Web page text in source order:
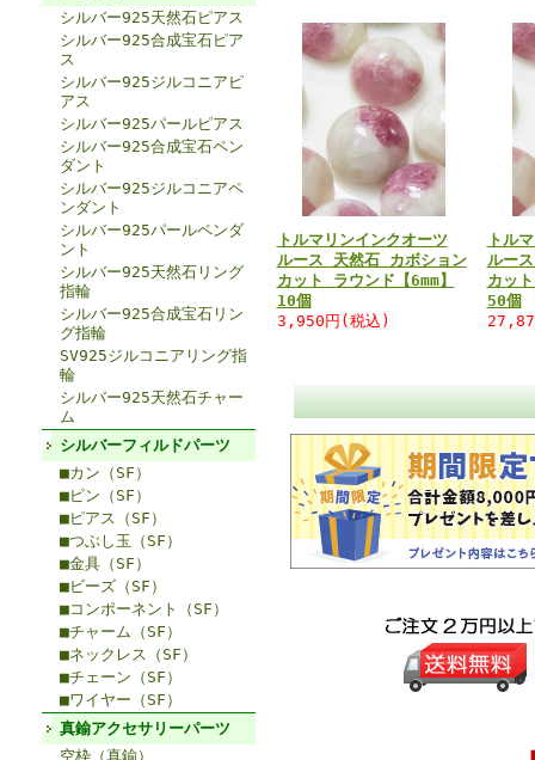
シルバー925天然石ピアス
シルバー925合成宝石ピア
ス
シルバー925ジルコニアピ
アス
シルバー925パールピアス
シルバー925合成宝石ペン
ダント
シルバー925ジルコニアペ
ンダント
シルバー925パールペンダ
ント
シルバー925天然石リング
指輪
シルバー925合成宝石リン
グ指輪
SV925ジルコニアリング指
輪
シルバー925天然石チャー
ム
シルバーフィルドパーツ
■カン（SF）
■ピン（SF）
■ピアス（SF）
■つぶし玉（SF）
■金具（SF）
■ビーズ（SF）
■コンポーネント（SF）
■チャーム（SF）
■ネックレス（SF）
■チェーン（SF）
■ワイヤー（SF）
真鍮アクセサリーパーツ
空枠（真鍮）
トルマリンインクオーツ
ルース 天然石 カボション
カット ラウンド【6mm】
10個
3,950円(税込)
トル
ルー
カッ
50個